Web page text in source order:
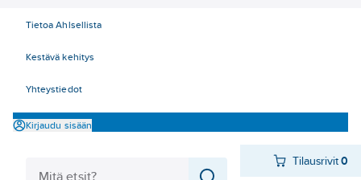
Tietoa Ahlsellista
Kestävä kehitys
Yhteystiedot
Kirjaudu sisään
Tilausrivit 0